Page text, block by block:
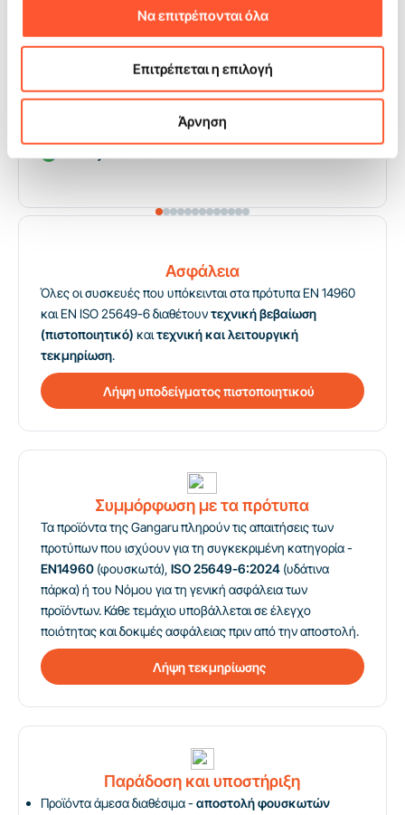
Να επιτρέπονται όλα
Επιτρέπεται η επιλογή
Άρνηση
ήταν ενθουσιασμένοι και ήδη κάνουν κράτηση για
περαιτέρω ημερομηνίες για την επόμενη χρονιά 😁 Και
κατά την υλοποίηση του έργου και μετά την παραλαβή του
φουσκωτού, το βαθμολογώ ΕΞΑΙΡΕΤΙΚΟ. ΣΥΝΙΣΤΩ ΞΑΝΑ
Ασφάλεια
Όλες οι συσκευές που υπόκεινται στα πρότυπα EN 14960
και EN ISO 25649-6 διαθέτουντεχνική βεβαίωση
(πιστοποιητικό) καιτεχνική και λειτουργική
τεκμηρίωση.
Λήψη υποδείγματος πιστοποιητικού
Συμμόρφωση με τα πρότυπα
Τα προϊόντα της Gangaru πληρούν τις απαιτήσεις των
προτύπων που ισχύουν για τη συγκεκριμένη κατηγορία -
EN14960 (φουσκωτά), ISO 25649-6:2024 (υδάτινα
πάρκα) ή του Νόμου για τη γενική ασφάλεια των
προϊόντων. Κάθε τεμάχιο υποβάλλεται σε έλεγχο
ποιότητας και δοκιμές ασφάλειας πριν από την αποστολή.
Λήψη τεκμηρίωσης
Παράδοση και υποστήριξη
Προϊόντα άμεσα διαθέσιμα -αποστολή φουσκωτών